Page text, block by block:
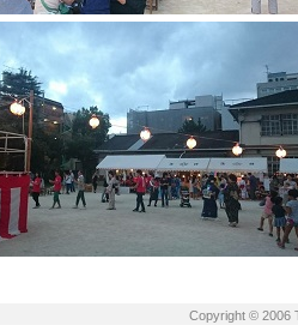
Copyright © 2006